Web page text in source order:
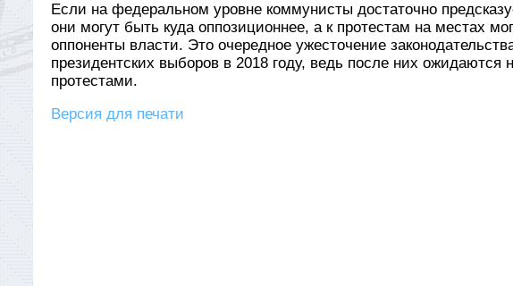
Если на федеральном уровне коммунисты достаточно
они могут быть куда оппозиционнее, а к протестам на местах
оппоненты власти. Это очередное ужесточение
президентских выборов в 2018 году, ведь после них
протестами.
Версия для печати